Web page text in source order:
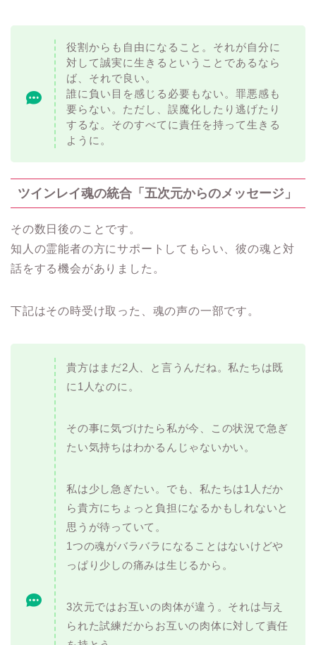
役割からも自由になること。それが自分に
対して誠実に生きるということであるなら
ば、それで良い。
誰に負い目を感じる必要もない。罪悪感も
要らない。ただし、誤魔化したり逃げたり
するな。そのすべてに責任を持って生きる
ように。
ツインレイ魂の統合「五次元からのメッセージ」
その数日後のことです。
知人の霊能者の方にサポートしてもらい、彼の魂と対
話をする機会がありました。
下記はその時受け取った、魂の声の一部です。
貴方はまだ2人、と言うんだね。私たちは既
に1人なのに。
その事に気づけたら私が今、この状況で急ぎ
たい気持ちはわかるんじゃないかい。
私は少し急ぎたい。でも、私たちは1人だか
ら貴方にちょっと負担になるかもしれないと
思うが待っていて。
1つの魂がバラバラになることはないけどや
っぱり少しの痛みは生じるから。
3次元ではお互いの肉体が違う。それは与え
られた試練だからお互いの肉体に対して責任